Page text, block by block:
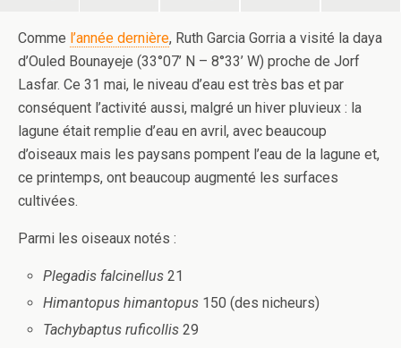
Comme l’année dernière, Ruth Garcia Gorria a visité la daya
d’Ouled Bounayeje (33°07’ N – 8°33’ W) proche de Jorf
Lasfar. Ce 31 mai, le niveau d’eau est très bas et par
conséquent l’activité aussi, malgré un hiver pluvieux : la
lagune était remplie d’eau en avril, avec beaucoup
d’oiseaux mais les paysans pompent l’eau de la lagune et,
ce printemps, ont beaucoup augmenté les surfaces
cultivées.
Parmi les oiseaux notés :
Plegadis falcinellus 21
Himantopus himantopus 150 (des nicheurs)
Tachybaptus ruficollis 29